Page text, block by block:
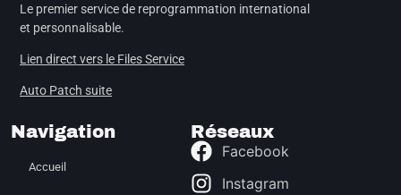
Le premier service de reprogrammation international
et personnalisable.
Lien direct vers le Files Service
Auto Patch suite
Navigation
Accueil
Réseaux
Facebook
Instagram